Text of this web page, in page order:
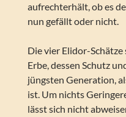
aufrechterhält, ob es
nun gefällt oder nicht.
Die vier Elidor-
Erbe, dessen Schutz
jüngsten Generation,
ist. Um nichts
lässt sich nicht